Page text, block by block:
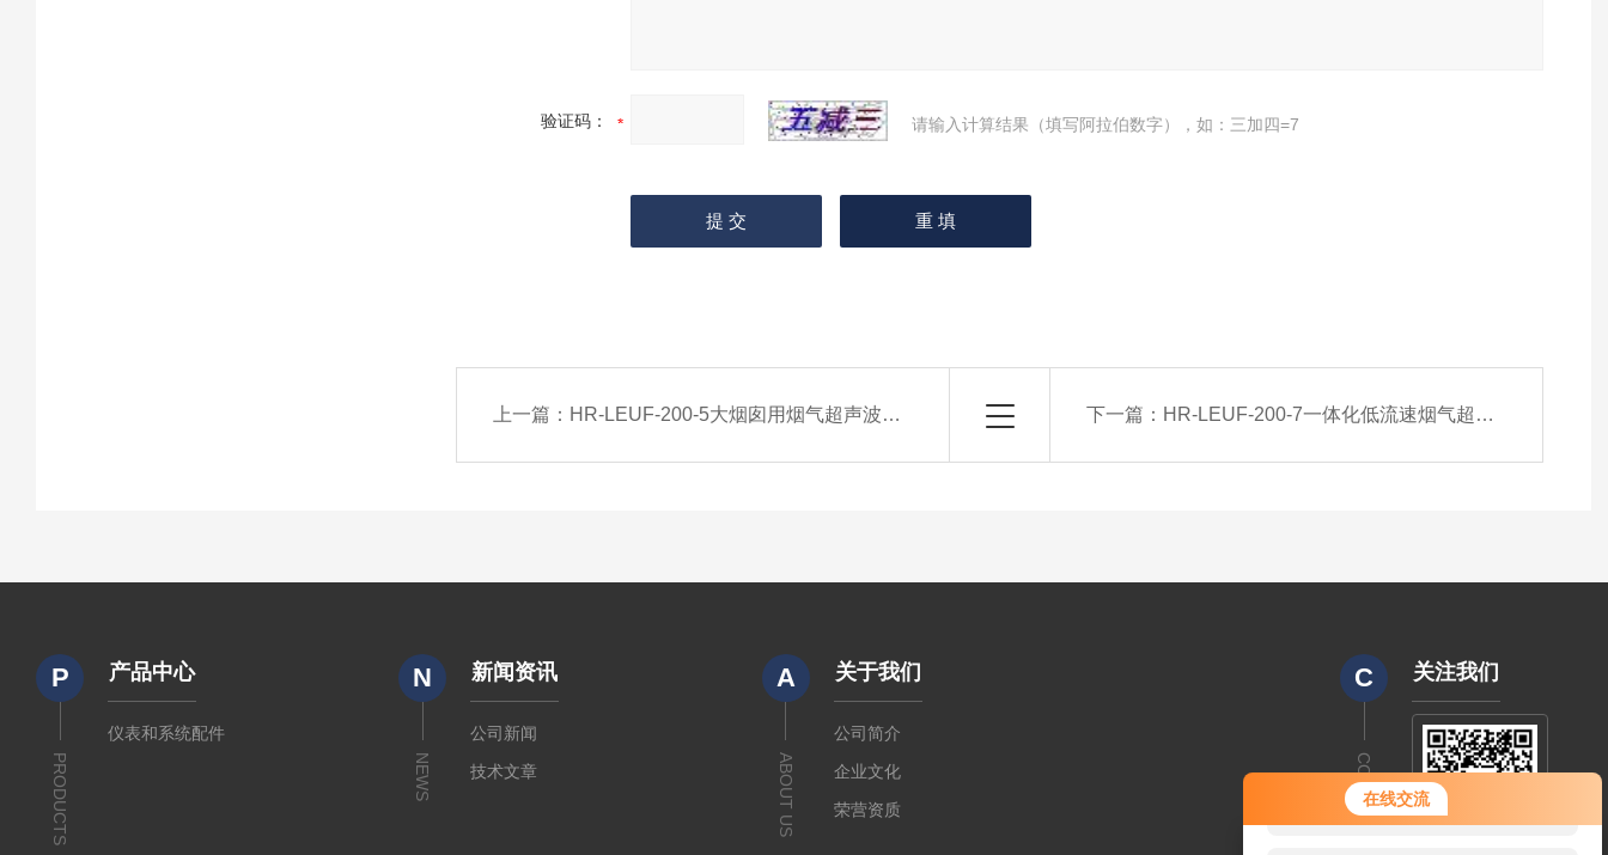
在线交流
您好！欢迎前来咨询，很高兴为您
服务，请问您要咨询什么问题呢？
验证码： 请输入计算结果（填写阿拉伯数字），如：三加四=7
上一篇： HR-LEUF-200-5大烟囱用烟气超声波流速仪 下一篇： HR-LEUF-200-7一体化低流速烟气超声波流速仪
P
PRODUCTS
产品中心
仪表和系统配件
N
NEWS
新闻资讯
公司新闻
技术文章
A
ABOUT US
关于我们
公司简介
企业文化
荣营资质
C
CODE
关注我们